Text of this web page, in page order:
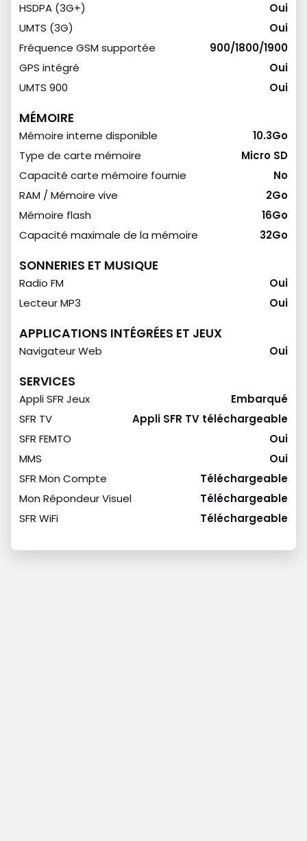
HSDPA (3G+)
Oui
UMTS (3G)
Oui
Fréquence GSM supportée
900/1800/1900
GPS intégré
Oui
UMTS 900
Oui
MÉMOIRE
Mémoire interne disponible
10.3Go
Type de carte mémoire
Micro SD
Capacité carte mémoire fournie
No
RAM / Mémoire vive
2Go
Mémoire flash
16Go
Capacité maximale de la mémoire
32Go
SONNERIES ET MUSIQUE
Radio FM
Oui
Lecteur MP3
Oui
APPLICATIONS INTÉGRÉES ET JEUX
Navigateur Web Oui
SERVICES
Appli SFR Jeux
Embarqué
SFR TV
Appli SFR TV téléchargeable
SFR FEMTO
Oui
MMS
Oui
SFR Mon Compte
Téléchargeable
Mon Répondeur Visuel
Téléchargeable
SFR WiFi
Téléchargeable